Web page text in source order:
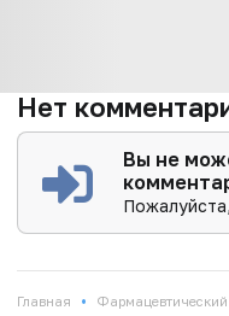
Нет
Вы не
Главная • Фармацевтический